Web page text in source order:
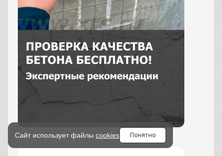
Заказать
Сайт использует файлы cookies Понятно